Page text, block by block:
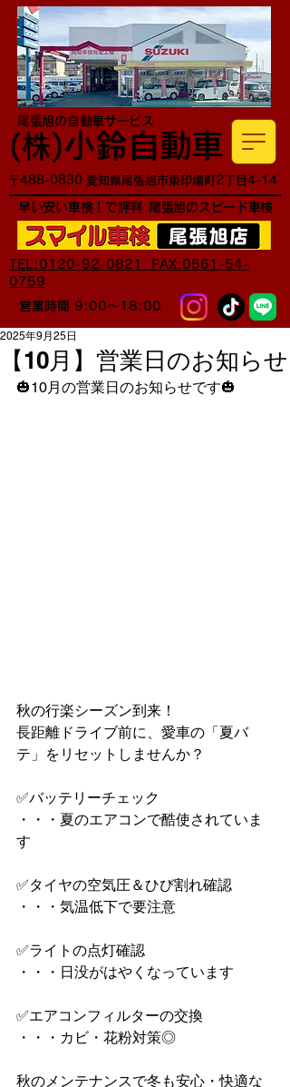
TEL:0120-92-0821 FAX:0561-54-
0759
営業時間 9:00～18:00
​(株)小鈴自動車
尾張旭の自動車サービス
早い安い車検！で評判 尾張旭のスピード車検
〒488-0830 愛知県尾張旭市東印場町2丁目4-14
【10月】営業日のお知らせ
2025年9月25日
🎃10月の営業日のお知らせです🎃
秋の行楽シーズン到来！
長距離ドライブ前に、愛車の「夏バ
テ」をリセットしませんか？
✅バッテリーチェック
・・・夏のエアコンで酷使されていま
す
✅タイヤの空気圧＆ひび割れ確認
・・・気温低下で要注意
✅ライトの点灯確認
・・・日没がはやくなっています
✅エアコンフィルターの交換
・・・カビ・花粉対策◎
秋のメンテナンスで冬も安心・快適な